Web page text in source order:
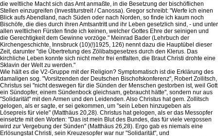
die weltliche Macht sich das Amt anmaßte, in die Besetzung der bischöflichen
Stellen einzugreifen (Investiturstreit / Canossa). Gregor schreibt: "Werfe ich einen
Blick aufs Abendland, nach Süden oder nach Norden, so finde ich kaum noch
Bischöfe, die dies durch ihren Amtsantritt und ihr Leben gesetzlich sind, - und unter
allen weltlichen Fürsten finde ich keinen, welcher Gottes Ehre der seinigen und
die Gerechtigkeit dem Gewinne vorzöge." Meinrad Bader (Lehrbuch der
Kirchengeschichte, Innsbruck (10)(!)1925, 126) nennt dazu die Hauptübel dieser
Zeit, darunter "die Übertretung des Zölibatsgesetzes durch den Klerus. Das
kirchliche Leben konnte sich nicht mehr frei entfalten, die Braut Christi drohte eine
Sklavin der Welt zu werden."
Wie hält es die V2-Gruppe mit der Religion? Symptomatisch ist die Erklärung des
damaligen sog. "Vorsitzenden der Deutschen Bischofskonferenz", Robert Zollitsch,
Christus sei "nicht deswegen für die Sünden der Menschen gestorben ist, weil Gott
ein Sündopfer, einem Sündenbock gleichsam, gebraucht hätte", sondern nur aus
"Solidarität" mit den Armen und den Leidenden. Also Christus hat gem. Zollitsch
gelogen, als er sagte, er sei gekommen, um "sein Leben hinzugeben als
Lösepreis für viele" (Matthäus 20,28). Christus hat gelogen, als er das Messopfer
einsetzte mit den Worten: "Das ist mein Blut des Bundes, das für viele vergossen
wird zur Vergebung der Sünden" (Matthäus 26,28). Ergo gab es niemals eine
Erlösungstat Christi, sein Kreuzesopfer war nur "Solidarität", und